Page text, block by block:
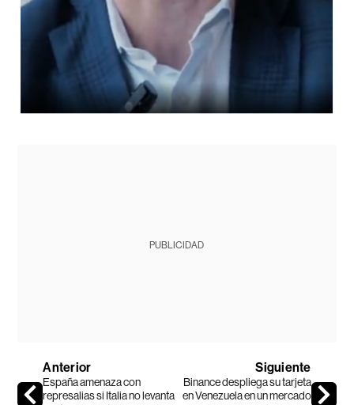
PUBLICIDAD
Anterior
España amenaza con
represalias si Italia no levanta
Siguiente
Binance despliega su tarjeta
en Venezuela en un mercado